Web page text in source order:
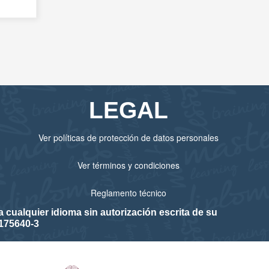
LEGAL
Ver políticas de protección de datos personales
Ver términos y condiciones
Reglamento técnico
cualquier idioma sin autorización escrita de su
3